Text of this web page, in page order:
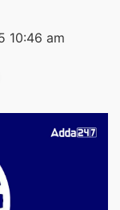
10:46 am